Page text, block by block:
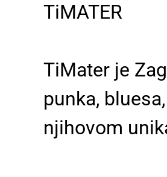
TiMATER
TiMater je
punka,
njihovom